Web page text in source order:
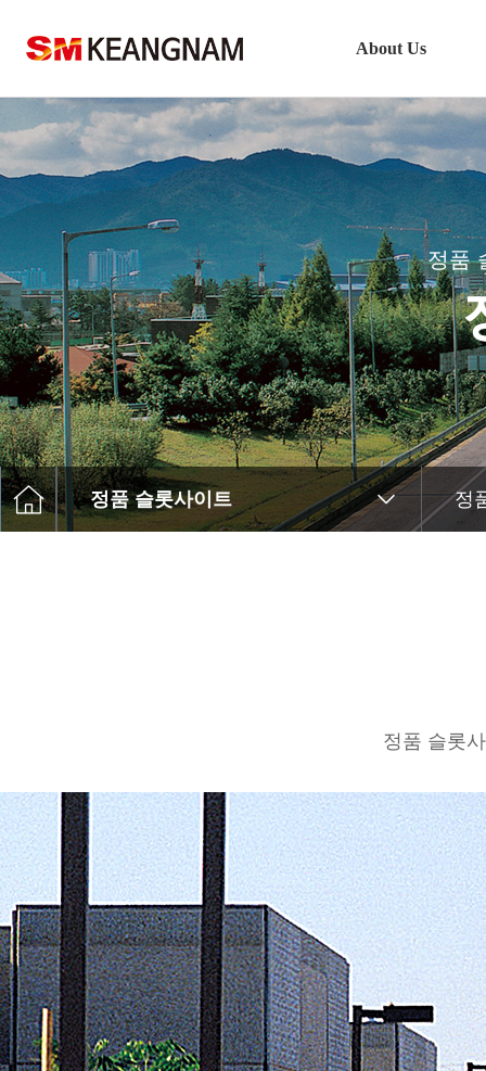
About Us
Company Outline
CEO’s Greet카지노
Vision
History
Keangn슬롯사이트 업카지노
Safety M정품 슬롯사이트
Location
C슬롯사이트 꽁
정품
정품 슬롯사이트 정
정품 슬롯